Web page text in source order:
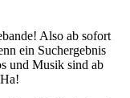
Also ab sofort
ein Suchergebnis
und Musik sind ab